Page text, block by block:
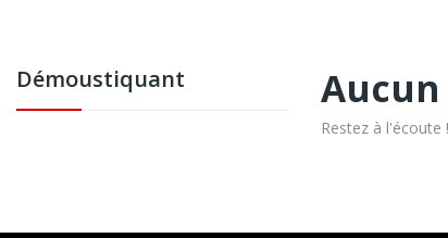
Démoustiquant
Restez à